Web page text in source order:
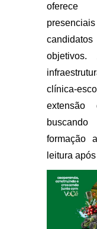
oferece
clínica-
formação
leitura